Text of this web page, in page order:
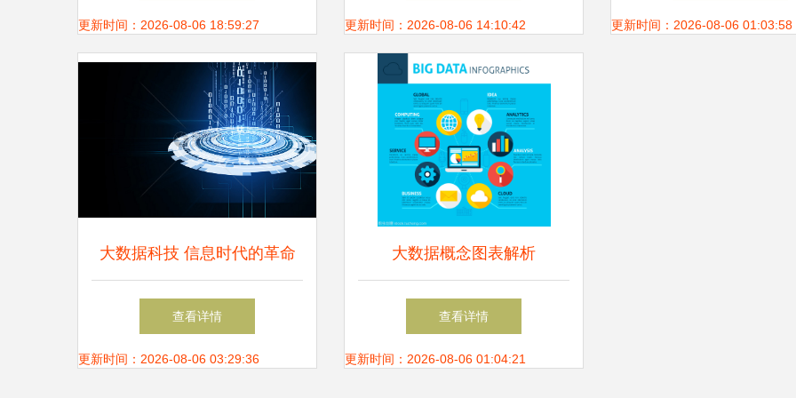
更新时间：2026-08-06 18:59:27 更新时间：2026-08-06 14:10:42 更新时间：2026-08-06 01:03:58
大数据科技 信息时代的革命
性力量
查看详情
更新时间：2026-08-06 03:29:36
大数据概念图表解析
查看详情
更新时间：2026-08-06 01:04:21